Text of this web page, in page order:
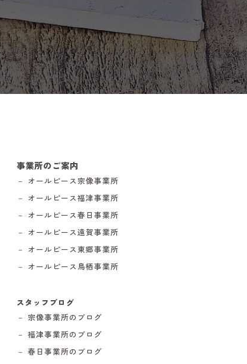
事業所のご案内
－ オールピース宗像事業所
－ オールピース福津事業所
－ オールピース春日事業所
－ オールピース遠賀事業所
－ オールピース東郷事業所
－ オールピース鳥栖事業所
スタッフブログ
－ 宗像事業所のブログ
－ 福津事業所のブログ
－ 春日事業所のブログ